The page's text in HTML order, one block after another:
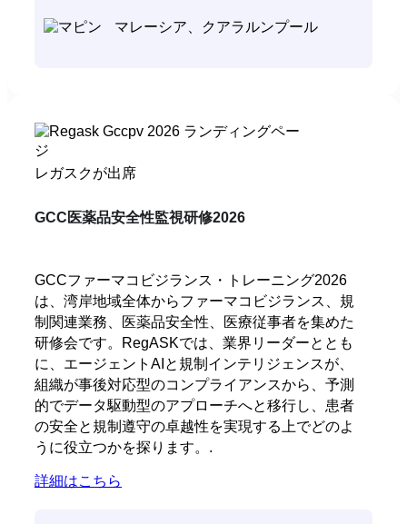
マレーシア、クアラルンプール
レガスクが出席
GCC医薬品安全性監視研修2026
GCCファーマコビジランス・トレーニング2026
は、湾岸地域全体からファーマコビジランス、規
制関連業務、医薬品安全性、医療従事者を集めた
研修会です。RegASKでは、業界リーダーととも
に、エージェントAIと規制インテリジェンスが、
組織が事後対応型のコンプライアンスから、予測
的でデータ駆動型のアプローチへと移行し、患者
の安全と規制遵守の卓越性を実現する上でどのよ
うに役立つかを探ります。.
詳細はこちら